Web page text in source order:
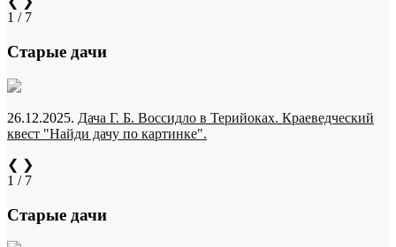
1 / 7
Старые дачи
26.12.2025. Дача Г. Б. Воссидло в Терийоках. Краеведческий
квест "Найди дачу по картинке".
❮ ❯
1 / 7
Старые дачи